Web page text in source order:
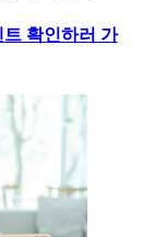
확인하러 가